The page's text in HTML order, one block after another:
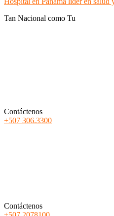
Tan Nacional como Tu
Contáctenos
+507 306.3300
Contáctenos